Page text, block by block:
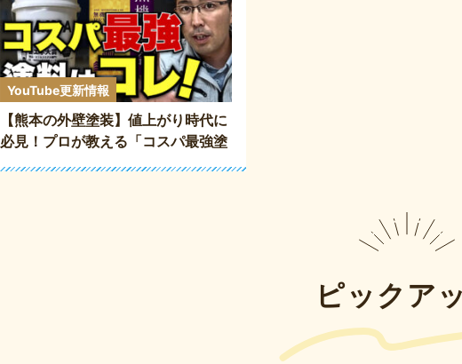
YouTube更新情報
【熊本の外壁塗装】値上がり時代に
必見！プロが教える「コスパ最強塗
料3選」と「損しない最高級塗料」
ピックア